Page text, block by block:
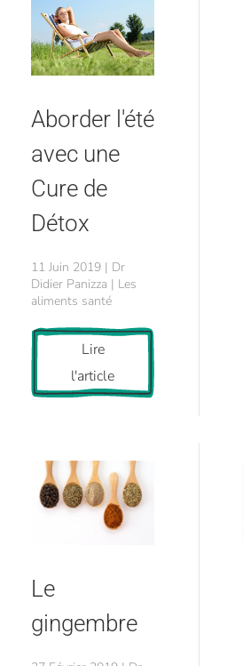
Aborder l'été
avec une
Cure de
Détox
11 Juin 2019 | Dr
Didier Panizza | Les
aliments santé
Lire
l'article
Le
gingembre